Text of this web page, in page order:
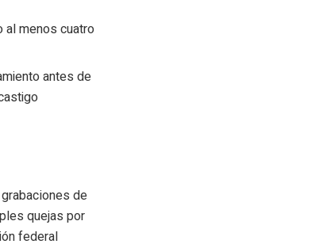
al menos cuatro
antes de
de
quejas por
federal